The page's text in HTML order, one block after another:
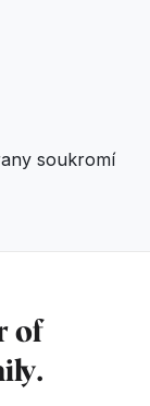
soukromí
of